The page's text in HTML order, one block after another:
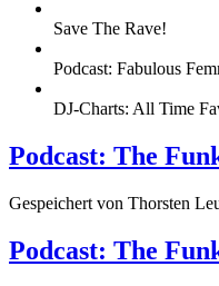
Save The Rave!
Podcast: Fabulous
DJ-Charts: All Time
Podcast: The
Gespeichert von Thorsten
Podcast: The